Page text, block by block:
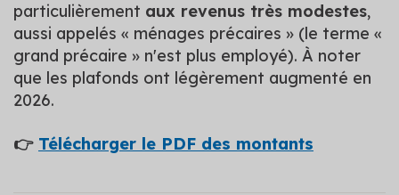
particulièrement aux revenus très modestes,
aussi appelés « ménages précaires » (le terme «
grand précaire » n'est plus employé). À noter
que les plafonds ont légèrement augmenté en
2026.
👉 Télécharger le PDF des montants